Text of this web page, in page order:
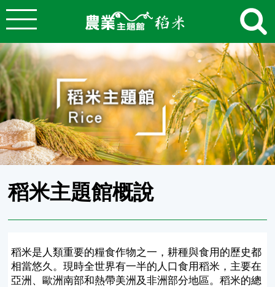
跳到主要內容
農業知識入口網
稻米主題館概說
稻米是人類重要的糧食作物之一，耕種與食用的歷史都
相當悠久。現時全世界有一半的人口食用稻米，主要在
亞洲、歐洲南部和熱帶美洲及非洲部分地區。稻米的總